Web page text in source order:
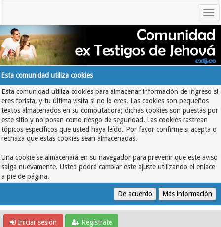
Esta comunidad utiliza cookies
Esta comunidad utiliza cookies para almacenar información de ingreso si
eres forista, y tu última visita si no lo eres. Las cookies son pequeños
textos almacenados en su computadora; dichas cookies son puestas por
este sitio y no posan como riesgo de seguridad. Las cookies rastrean
tópicos específicos que usted haya leído. Por favor confirme si acepta o
rechaza que estas cookies sean almacenadas.
Una cookie se almacenará en su navegador para prevenir que este aviso
salga nuevamente. Usted podrá cambiar este ajuste utilizando el enlace
a pie de página.
Iniciar sesión Regístrate